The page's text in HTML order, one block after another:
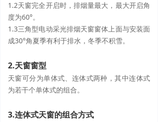
1.2天窗完全开启时，排烟量最大，最大开启角
度为60°。
1.3三角型电动采光排烟天窗窗体上面与安装面
成30°角夏季有利于排水，冬季不积雪。
2.天窗窗型
天窗可分为单体式、连体式两种，其中连体式
为若干个单体式的组合。
3.连体式天窗的组合方式